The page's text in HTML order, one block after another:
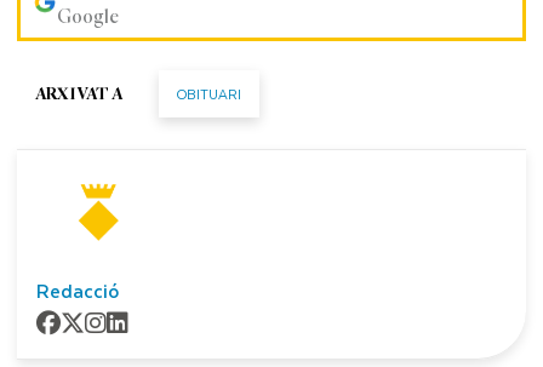
Google
ARXIVAT A OBITUARI
Redacció